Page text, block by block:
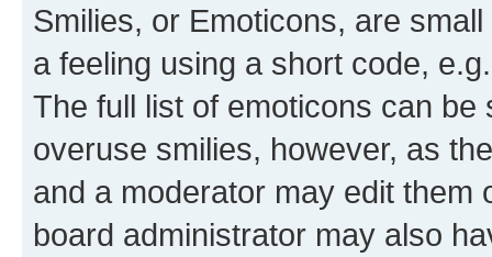
Smilies, or Emoticons, are
a feeling using a short code,
The full list of emoticons can
overuse smilies, however, as
and a moderator may edit them
board administrator may also